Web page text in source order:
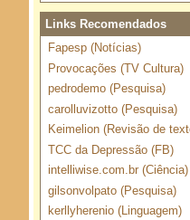
Links Recomendados
Fapesp (Notícias)
Provocações (TV Cultura)
pedrodemo (Pesquisa)
carolluvizotto (Pesquisa)
Keimelion (Revisão de
TCC da Depressão (FB)
intelliwise.com.br (Ciência)
gilsonvolpato (Pesquisa)
kerllyherenio (Linguagem)